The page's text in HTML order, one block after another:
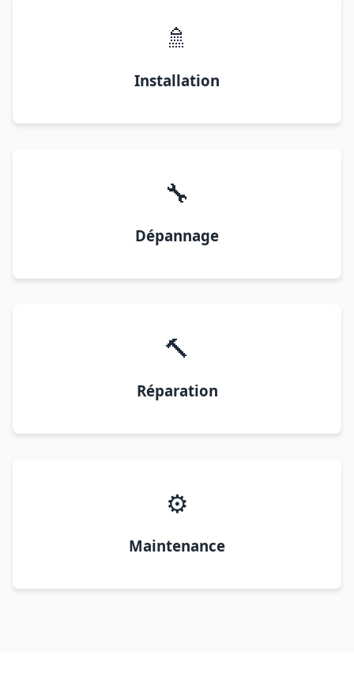
🚿
Installation
🔧
Dépannage
🔨
Réparation
⚙️
Maintenance